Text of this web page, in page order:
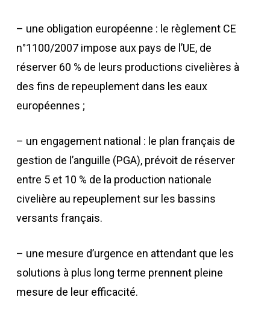
– une obligation européenne : le règlement CE
n°1100/2007 impose aux pays de l’UE, de
réserver 60 % de leurs productions civelières à
des fins de repeuplement dans les eaux
européennes ;
– un engagement national : le plan français de
gestion de l’anguille (PGA), prévoit de réserver
entre 5 et 10 % de la production nationale
civelière au repeuplement sur les bassins
versants français.
– une mesure d’urgence en attendant que les
solutions à plus long terme prennent pleine
mesure de leur efficacité.